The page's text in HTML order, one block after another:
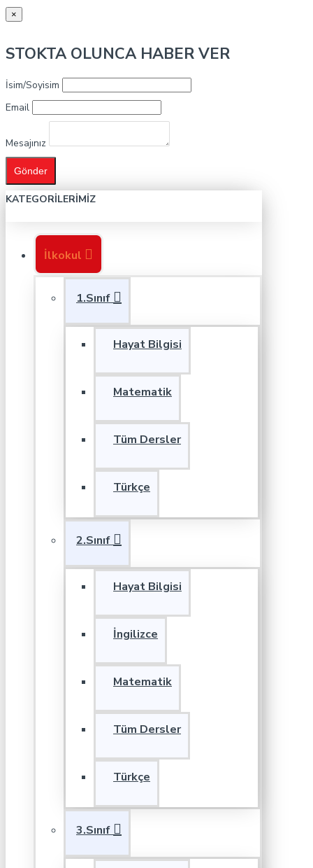
×
STOKTA OLUNCA HABER VER
İsim/Soyisim
Email
Mesajınız
Gönder
KATEGORILERIMIZ
İlkokul
1.Sınıf
Hayat Bilgisi
Matematik
Tüm Dersler
Türkçe
2.Sınıf
Hayat Bilgisi
İngilizce
Matematik
Tüm Dersler
Türkçe
3.Sınıf